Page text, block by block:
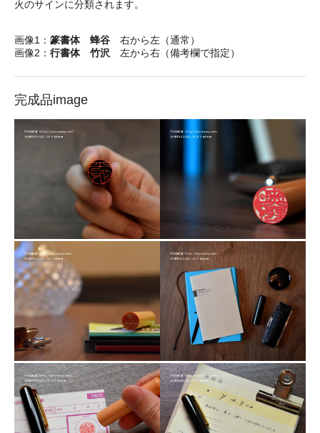
火のサインに分類されます。
画像1： 篆書体 蜂谷 右から左（通常）
画像2： 行書体 竹沢 左から右（備考欄で指定）
完成品image